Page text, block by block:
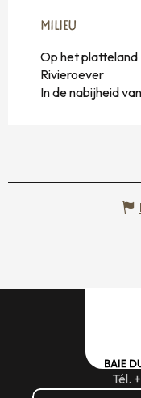
MILIEU
MILIEU
Op het platteland
Rivieroever
In de nabijheid
Tél.